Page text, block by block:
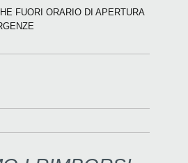
FUORI ORARIO DI APERTURA